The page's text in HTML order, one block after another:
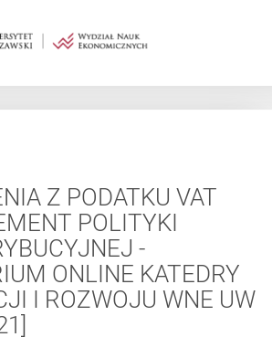
Z PODATKU VAT
POLITYKI
-
ONLINE KATEDRY
I ROZWOJU WNE UW